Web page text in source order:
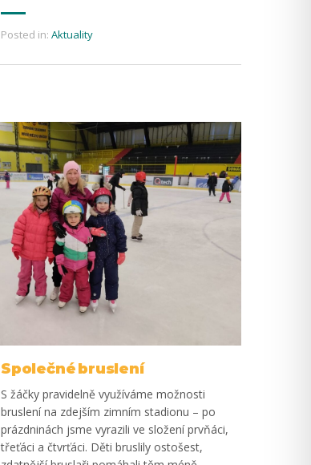
Posted in: Aktuality
Společné bruslení
S žáčky pravidelně využíváme možnosti
bruslení na zdejším zimním stadionu – po
prázdninách jsme vyrazili ve složení prvňáci,
třeťáci a čtvrťáci. Děti bruslily ostošest,